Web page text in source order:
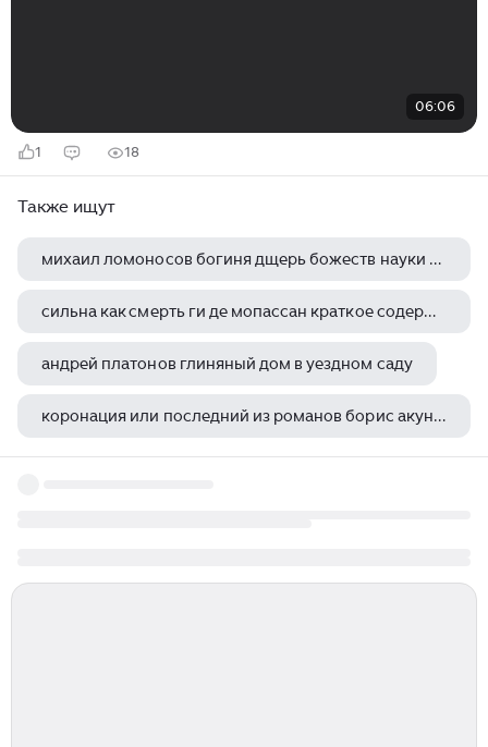
06:06
1 18
Также ищут
михаил ломоносов богиня дщерь божеств науки основавших
сильна как смерть ги де мопассан краткое содержание
андрей платонов глиняный дом в уездном саду
коронация или последний из романов борис акунин книга отзывы